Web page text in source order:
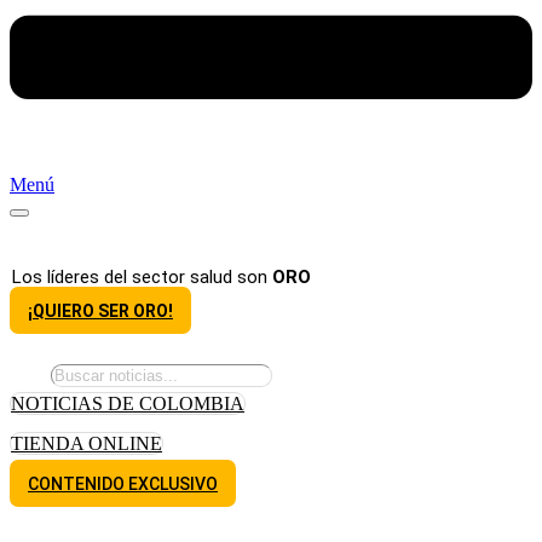
Menú
Los líderes del sector salud son ORO
¡QUIERO SER ORO!
NOTICIAS DE COLOMBIA
TIENDA ONLINE
CONTENIDO EXCLUSIVO